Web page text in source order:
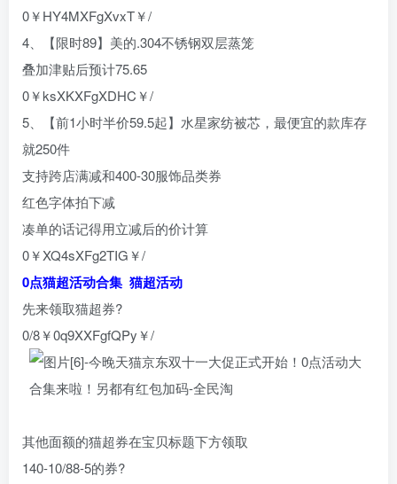
0￥HY4MXFgXvxT￥/
4、【限时89】美的.304不锈钢双层蒸笼
叠加津贴后预计75.65
0￥ksXKXFgXDHC￥/
5、【前1小时半价59.5起】水星家纺被芯，最便宜的款库存
就250件
支持跨店满减和400-30服饰品类券
红色字体拍下减
凑单的话记得用立减后的价计算
0￥XQ4sXFg2TIG￥/
0点猫超活动合集 猫超活动
先来领取猫超券?
0/8￥0q9XXFgfQPy￥/
其他面额的猫超券在宝贝标题下方领取
140-10/88-5的券?